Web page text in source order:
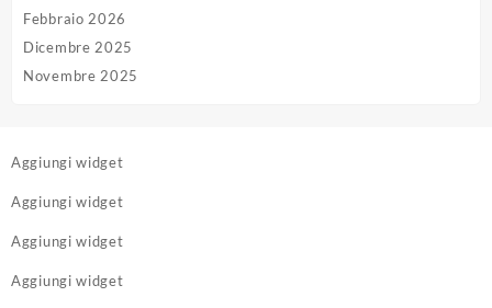
Febbraio 2026
Dicembre 2025
Novembre 2025
Aggiungi widget
Aggiungi widget
Aggiungi widget
Aggiungi widget